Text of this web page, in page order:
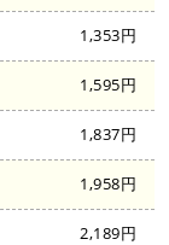
1,353円
1,595円
1,837円
1,958円
2,189円